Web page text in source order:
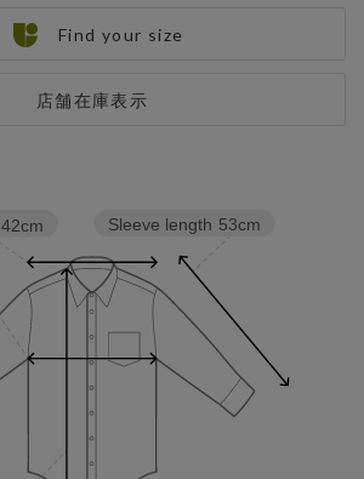
店舗在庫表示
Find your size
Sleeve length 53cm
42cm